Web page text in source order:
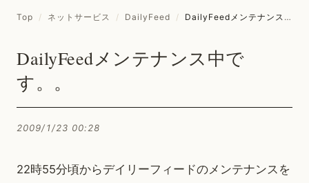
Top / ネットサービス / DailyFeed / DailyFeedメンテナンス中です。。
DailyFeedメンテナンス中で
す。。
2009/1/23 00:28
22時55分頃からデイリーフィードのメンテナンスを